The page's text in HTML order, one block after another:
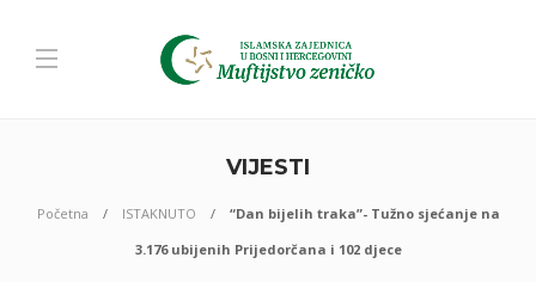
VIJESTI
Početna ISTAKNUTO
“Dan bijelih traka”- Tužno sjećanje na
3.176 ubijenih Prijedorčana i 102 djece